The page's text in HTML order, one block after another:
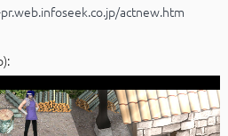
actnew.htm